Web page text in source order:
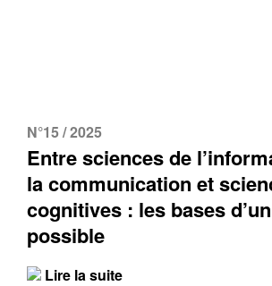
N°15 / 2025
Entre sciences de
la communication et
cognitives : les bases
possible
Lire la suite